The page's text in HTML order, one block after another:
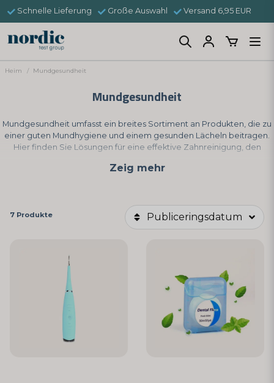
Schnelle Lieferung Große Auswahl Versand 6,95 EUR
Heim Mundgesundheit
Mundgesundheit
Mundgesundheit umfasst ein breites Sortiment an Produkten, die zu
einer guten Mundhygiene und einem gesunden Lächeln beitragen.
Hier finden Sie Lösungen für eine effektive Zahnreinigung, den
angepasst sowohl für den täglichen Gebrauch als auch für spezielle
Zeig mehr
7 Produkte Publiceringsdatum